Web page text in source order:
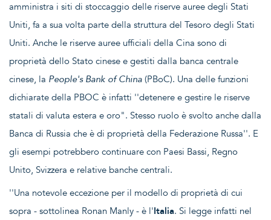
amministra i siti di stoccaggio delle riserve auree degli Stati
Uniti, fa a sua volta parte della struttura del Tesoro degli Stati
Uniti. Anche le riserve auree ufficiali della Cina sono di
proprietà dello Stato cinese e gestiti dalla banca centrale
cinese, la People's Bank of China (PBoC). Una delle funzioni
dichiarate della PBOC è infatti ''detenere e gestire le riserve
statali di valuta estera e oro". Stesso ruolo è svolto anche dalla
Banca di Russia che è di proprietà della Federazione Russa''. E
gli esempi potrebbero continuare con Paesi Bassi, Regno
Unito, Svizzera e relative banche centrali.
''Una notevole eccezione per il modello di proprietà di cui
sopra - sottolinea Ronan Manly - è l'Italia. Si legge infatti nel